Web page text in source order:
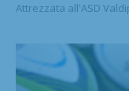
Attrezzata all'ASD